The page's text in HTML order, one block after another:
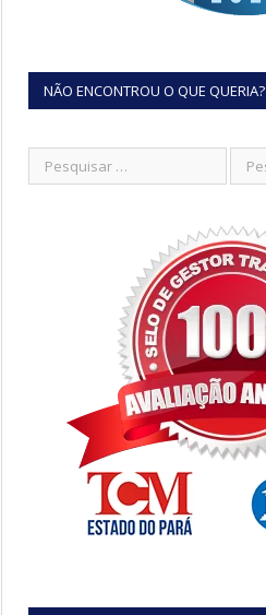
NÃO ENCONTROU O QUE QUERIA?